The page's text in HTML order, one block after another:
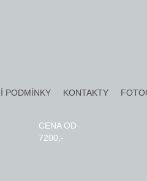
7200,-
CENA OD
PODMÍNKY KONTAKTY